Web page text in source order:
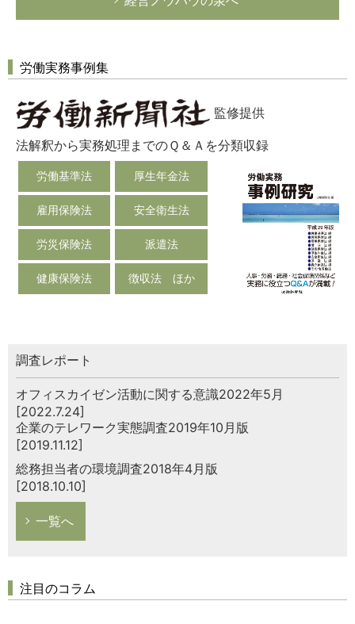
労働実務事例集
監修提供
法解釈から実務処理までのＱ＆Ａを分類収録
労働基準法 厚生年金法
雇用保険法 安全衛生法
労災保険法 派遣法
健康保険法 徴収法 ほか
調査レポート
オフィスカイゼン活動に関する意識2022年5月
[2022.7.24]
企業のテレワーク実態調査2019年10月版
[2019.11.12]
総務担当者の環境調査2018年4月版
[2018.10.10]
一覧へ
注目のコラム